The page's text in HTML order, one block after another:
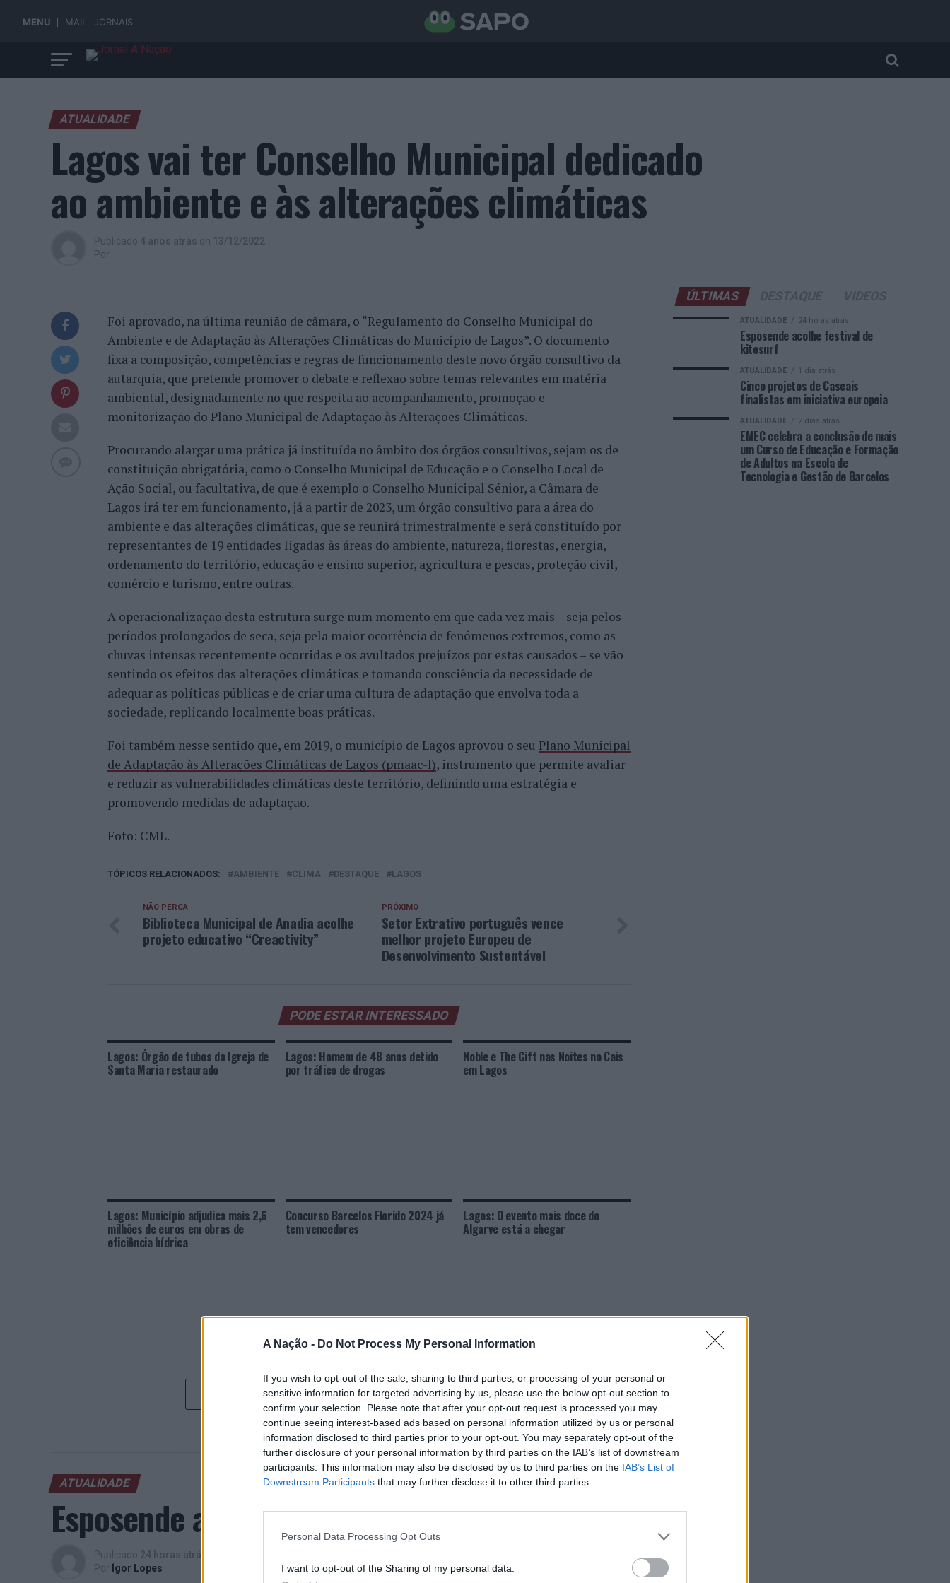
A Nação - Do Not Process My Personal Information
If you wish to opt-out of the sale, sharing to third parties, or processing of your personal or
sensitive information for targeted advertising by us, please use the below opt-out section to
confirm your selection. Please note that after your opt-out request is processed you may
continue seeing interest-based ads based on personal information utilized by us or personal
information disclosed to third parties prior to your opt-out. You may separately opt-out of the
further disclosure of your personal information by third parties on the IAB’s list of downstream
participants. This information may also be disclosed by us to third parties on the IAB’s List of
Downstream Participants that may further disclose it to other third parties.
Personal Data Processing Opt Outs
I want to opt-out of the Sharing of my personal data.
MENU MAIL JORNAIS
ATUALIDADE
Lagos vai ter Conselho Municipal dedicado
ao ambiente e às alterações climáticas
Publicado 4 anos atrás on 13/12/2022
Por
Foi aprovado, na última reunião de câmara, o “Regulamento do Conselho Municipal do
Ambiente e de Adaptação às Alterações Climáticas do Município de Lagos”. O documento
fixa a composição, competências e regras de funcionamento deste novo órgão consultivo da
autarquia, que pretende promover o debate e reflexão sobre temas relevantes em matéria
ambiental, designadamente no que respeita ao acompanhamento, promoção e
monitorização do Plano Municipal de Adaptação às Alterações Climáticas.
Procurando alargar uma prática já instituída no âmbito dos órgãos consultivos, sejam os de
constituição obrigatória, como o Conselho Municipal de Educação e o Conselho Local de
Ação Social, ou facultativa, de que é exemplo o Conselho Municipal Sénior, a Câmara de
Lagos irá ter em funcionamento, já a partir de 2023, um órgão consultivo para a área do
ambiente e das alterações climáticas, que se reunirá trimestralmente e será constituído por
representantes de 19 entidades ligadas às áreas do ambiente, natureza, florestas, energia,
ordenamento do território, educação e ensino superior, agricultura e pescas, proteção civil,
comércio e turismo, entre outras.
A operacionalização desta estrutura surge num momento em que cada vez mais – seja pelos
períodos prolongados de seca, seja pela maior ocorrência de fenómenos extremos, como as
chuvas intensas recentemente ocorridas e os avultados prejuízos por estas causados – se vão
sentindo os efeitos das alterações climáticas e tomando consciência da necessidade de
adequar as políticas públicas e de criar uma cultura de adaptação que envolva toda a
sociedade, replicando localmente boas práticas.
Foi também nesse sentido que, em 2019, o município de Lagos aprovou o seu Plano Municipal
de Adaptação às Alterações Climáticas de Lagos (pmaac-l), instrumento que permite avaliar
e reduzir as vulnerabilidades climáticas deste território, definindo uma estratégia e
promovendo medidas de adaptação.
Foto: CML.
TÓPICOS RELACIONADOS: AMBIENTE CLIMA DESTAQUE LAGOS
PRÓXIMO
Setor Extrativo português vence
melhor projeto Europeu de
Desenvolvimento Sustentável
NÃO PERCA
Biblioteca Municipal de Anadia acolhe
projeto educativo “Creactivity”
PODE ESTAR INTERESSADO
Lagos: Órgão de tubos da Igreja de
Santa Maria restaurado
Lagos: Homem de 48 anos detido
por tráfico de drogas
Noble e The Gift nas Noites no Cais
em Lagos
Lagos: Município adjudica mais 2,6
milhões de euros em obras de
eficiência hídrica
Concurso Barcelos Florido 2024 já
tem vencedores
Lagos: O evento mais doce do
Algarve está a chegar
CLIQUE PARA COMENTAR
ATUALIDADE
Esposende acolhe festival de kitesurf
Publicado 24 horas atrás
Por Ígor Lopes
ÚLTIMAS
ATUALIDADE 24 horas atrás
Esposende acolhe festival de
kitesurf
ATUALIDADE 1 dia atrás
Cinco projetos de Cascais
finalistas em iniciativa europeia
ATUALIDADE 2 dias atrás
EMEC celebra a conclusão de mais
um Curso de Educação e Formação
de Adultos na Escola de
Tecnologia e Gestão de Barcelos